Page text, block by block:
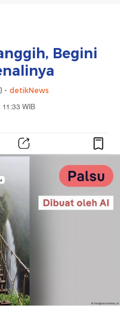
Begini
- detikNews
WIB